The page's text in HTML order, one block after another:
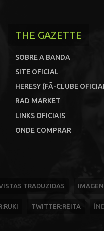
THE GAZETTE
SOBRE A BANDA
SITE OFICIAL
HERESY (FÃ-CLUBE
RAD MARKET
LINKS OFICIAIS
ONDE COMPRAR
TRADUZIDAS
TWITTER:REITA